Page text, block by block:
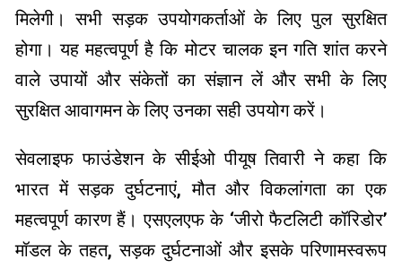
मिलेगी। सभी सड़क उपयोगकर्ताओं के लिए पुल सुरक्षित
होगा। यह महत्वपूर्ण है कि मोटर चालक इन गति शांत करने
वाले उपायों और संकेतों का संज्ञान लें और सभी के लिए
सुरक्षित आवागमन के लिए उनका सही उपयोग करें।
सेवलाइफ फाउंडेशन के सीईओ पीयूष तिवारी ने कहा कि
भारत में सड़क दुर्घटनाएं, मौत और विकलांगता का एक
महत्वपूर्ण कारण हैं। एसएलएफ के ‘जीरो फैटलिटी कॉरिडोर’
मॉडल के तहत, सड़क दुर्घटनाओं और इसके परिणामस्वरूप